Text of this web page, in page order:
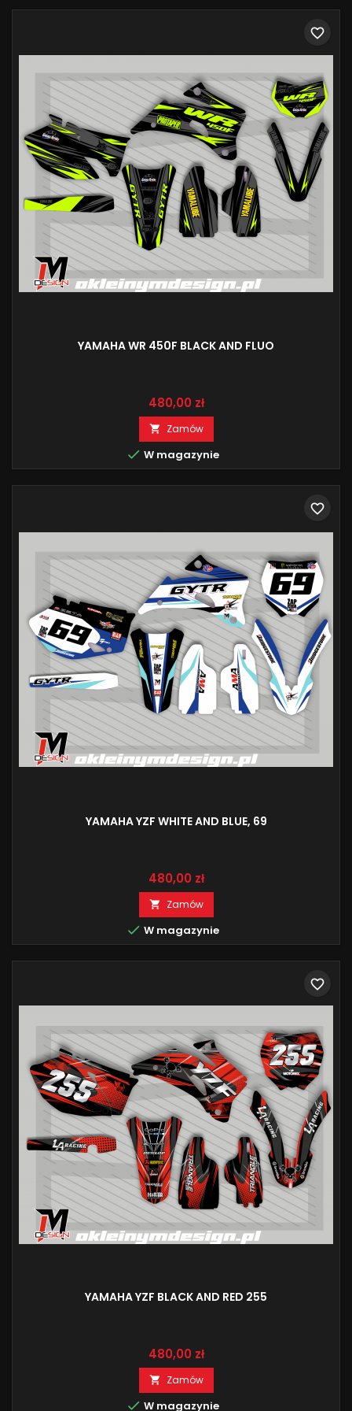
YAMAHA WR 450F BLACK AND FLUO
Cena
480,00 zł
 Zamów
 W magazynie
favorite_border
YAMAHA YZF WHITE AND BLUE, 69
Cena
480,00 zł
 Zamów
 W magazynie
favorite_border
YAMAHA YZF BLACK AND RED 255
Cena
480,00 zł
 Zamów
 W magazynie
favorite_border